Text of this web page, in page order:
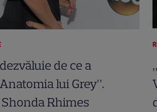
de ce a
lui Grey”.
Rhimes